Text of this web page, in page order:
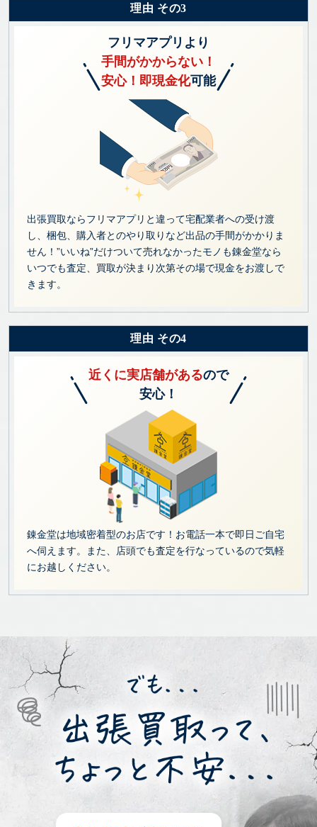
理由 その3
フリマアプリより
手間がかからない！
安心！即現金化可能
出張買取ならフリマアプリと違って宅配業者への受け渡
し、梱包、購入者とのやり取りなど出品の手間がかかりま
せん！”いいね”だけついて売れなかったモノも錬金堂なら
いつでも査定、買取が決まり次第その場で現金をお渡しで
きます。
理由 その4
近くに実店舗があるので
安心！
錬金堂は地域密着型のお店です！お電話一本で即日ご自宅
へ伺えます。また、店頭でも査定を行なっているので気軽
にお越しください。